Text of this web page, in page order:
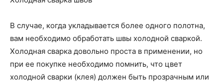
В случае, когда укладывается более одного полотна,
вам необходимо обработать швы холодной сваркой.
Холодная сварка довольно проста в применении, но
при ее покупке необходимо помнить, что цвет
холодной сварки (клея) должен быть прозрачным или